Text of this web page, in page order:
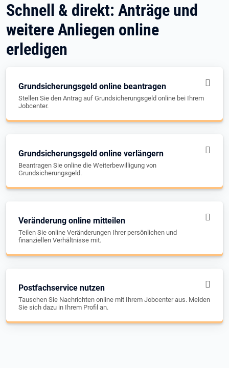
Schnell & direkt: Anträge und
weitere Anliegen online
erledigen
Grundsicherungsgeld online beantragen
Stellen Sie den Antrag auf Grundsicherungsgeld online bei Ihrem
Jobcenter.
Grundsicherungsgeld online verlängern
Beantragen Sie online die Weiterbewilligung von
Grundsicherungsgeld.
Veränderung online mitteilen
Teilen Sie online Veränderungen Ihrer persönlichen und
finanziellen Verhältnisse mit.
Postfachservice nutzen
Tauschen Sie Nachrichten online mit Ihrem Jobcenter aus. Melden
Sie sich dazu in Ihrem Profil an.